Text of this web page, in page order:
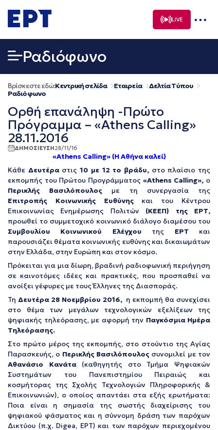
σε
περιεχόμενο
LIVE
Ραδιόφωνο
Βρίσκεστε εδώ:Κεντρική σελίδα Εταιρεία
Δελτία Τύπου
Ραδιόφωνο
Ορθή επανάληψη -Πρώτο
Πρόγραμμα – «Athens Calling»
28.11.2016
ΔΗΜΟΣΙΕΥΣΗ28/11/16
«Athens Calling» (Η Αθήνα καλεί)
Κάθε Δευτέρα στις10 με 12 το βράδυ, στο πλαίσιο της
εκπομπής του Πρώτου Προγράμματος «Athens Calling», ο
Περικλής Βασιλόπουλος με τη συνεργασία της
Επιτροπής Κοινωνικής Ευθύνηςκαι του Κέντρου
Επικοινωνίας Ενημέρωσης Πολιτών (ΚΕΕΠ) της ΕΡΤ,
προωθεί το συμμετοχικό κοινωνικό διάλογο διαμέσου του
Συμβουλίου Κοινωνικού Ελέγχου της ΕΡΤ και
παρουσιάζει θέματα κοινωνικής ευθύνης και δικαιωμάτων
στην Ελλάδα, στην Ευρώπη και στον κόσμο.
Πρόκειται για μια δίωρη, βραδινή ραδιοφωνική περιήγηση
σε καινοτόμες ιδέες και πρακτικές, που προσπαθεί να
ανοίξει γέφυρες με τους Έλληνες της Διασποράς.
Τη Δευτέρα 28 Νοεμβρίου 2016, η εκπομπή θα συνεχίσει
στο θέμα των μεγάλων τεχνολογικών εξελίξεων της
ψηφιακής τηλεόρασης, με αφορμή την Παγκόσμια Ημέρα
Τηλεόρασης.
Στο πρώτο μέρος της εκπομπής, στο στούντιο της Αγίας
Παρασκευής, ο Περικλής Βασιλόπουλος συνομιλεί με τον
Αθανάσιο Κανάτα(καθηγητής στο Τμήμα Ψηφιακών
Συστημάτων του Πανεπιστημίου Πειραιώς και
κοσμήτορας της Σχολής Τεχνολογιών Πληροφορικής &
Επικοινωνιών), ο οποίος απαντάει στα εξής ερωτήματα:
Ποια είναι η σημασία της σωστής διαχείρισης του
ψηφιακού φάσματος και η σύννομη δράση των παρόχων
Δικτύου (π.χ. Digea, ΕΡΤ) και των παρόχων περιεχομένου